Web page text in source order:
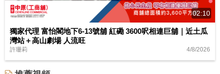
02:10
獨家代理 富怡閣地下6-13號舖 紅磡 3600呎相連巨舖｜近土瓜
灣站＋高山劇場 人流旺
許珊莉 4/8/2026